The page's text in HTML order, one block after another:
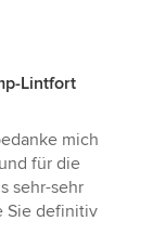
Lintfort
mich
für die
sehr-sehr
Sie definitiv